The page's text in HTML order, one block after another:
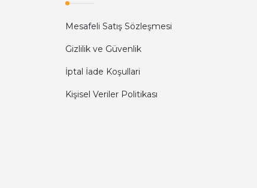
Mesafeli Satış Sözleşmesi
Gizlilik ve Güvenlik
İptal İade Koşullari
Kişisel Veriler Politikası